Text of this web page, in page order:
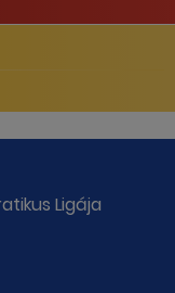
Ligája